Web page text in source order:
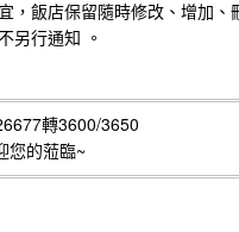
，飯店保留隨時修改、增加、
另行通知
。
轉3600/3650
您的蒞臨~